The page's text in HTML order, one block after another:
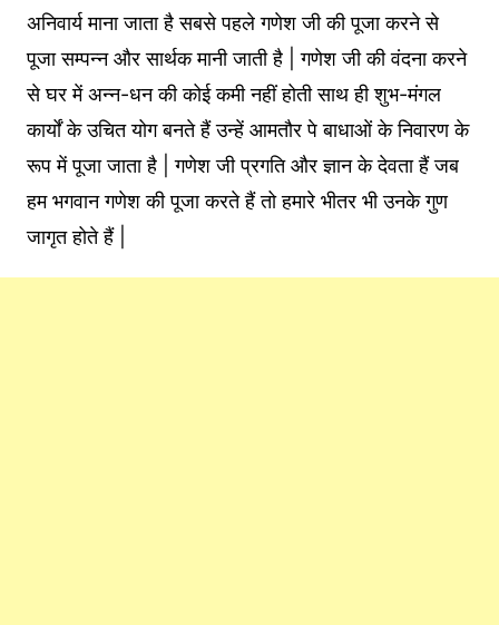
अनिवार्य माना जाता है सबसे पहले गणेश जी की पूजा करने से
पूजा सम्पन्न और सार्थक मानी जाती है | गणेश जी की वंदना करने
से घर में अन्न-धन की कोई कमी नहीं होती साथ ही शुभ-मंगल
कार्यों के उचित योग बनते हैं उन्हें आमतौर पे बाधाओं के निवारण के
रूप में पूजा जाता है | गणेश जी प्रगति और ज्ञान के देवता हैं जब
हम भगवान गणेश की पूजा करते हैं तो हमारे भीतर भी उनके गुण
जागृत होते हैं |